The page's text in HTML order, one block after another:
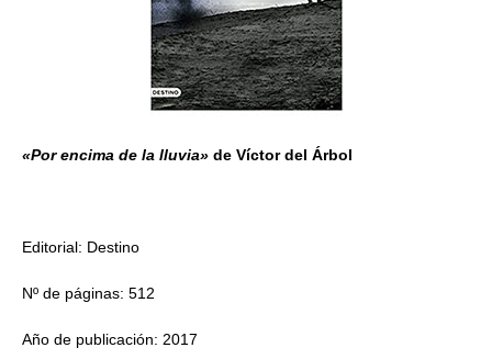
«Por encima de la lluvia» de Víctor del Árbol
Editorial: Destino
Nº de páginas: 512
Año de publicación: 2017